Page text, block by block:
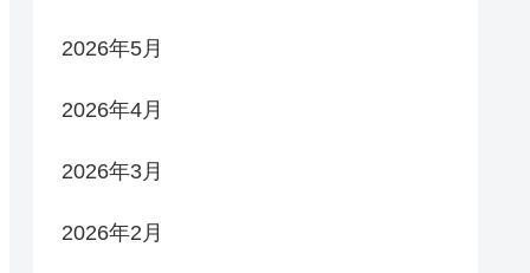
2026年5月
2026年4月
2026年3月
2026年2月